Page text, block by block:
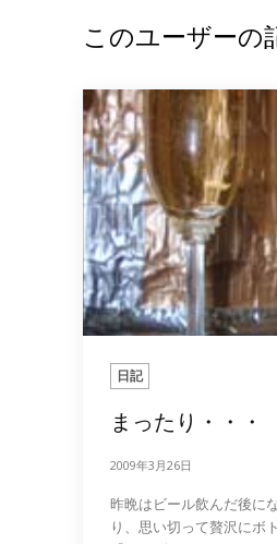
このユーザーの
日記
まったり・・・
2009年3月26日
昨晩はビール飲んだ後に
り、思い切って贅沢にボ